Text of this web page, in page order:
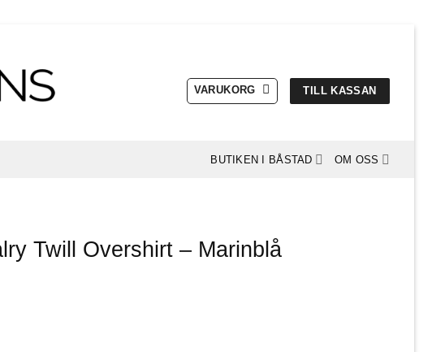
VARUKORG TILL KASSAN
BUTIKEN I BÅSTAD OM OSS
Twill Overshirt – Marinblå